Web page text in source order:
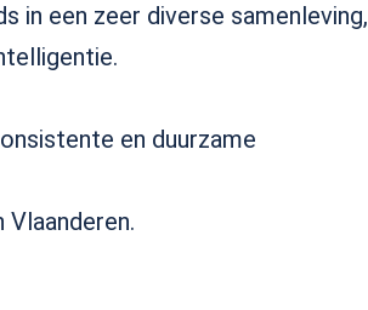
in een zeer diverse samenleving,
en duurzame